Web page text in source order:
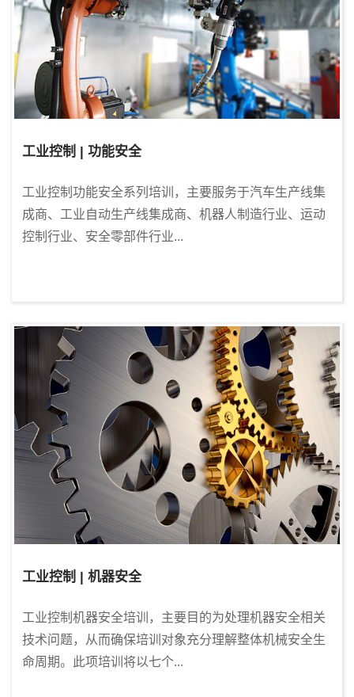
工业控制 | 功能安全
工业控制功能安全系列培训，主要服务于汽车生产线集
成商、工业自动生产线集成商、机器人制造行业、运动
控制行业、安全零部件行业...
工业控制 | 机器安全
工业控制机器安全培训，主要目的为处理机器安全相关
技术问题，从而确保培训对象充分理解整体机械安全生
命周期。此项培训将以七个...